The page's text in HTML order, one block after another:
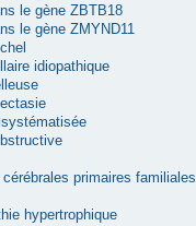
le gène ZBTB18
le gène ZMYND11
idiopathique
primaires familiales
hypertrophique